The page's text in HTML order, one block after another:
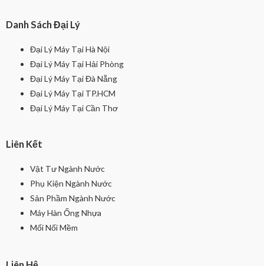
Danh Sách Đại Lý
Đại Lý Máy Tại Hà Nội
Đại Lý Máy Tại Hải Phòng
Đại Lý Máy Tại Đà Nẵng
Đại Lý Máy Tại TP.HCM
Đại Lý Máy Tại Cần Thơ
Liên Kết
Vật Tư Ngành Nước
Phụ Kiện Ngành Nước
Sản Phầm Ngành Nước
Máy Hàn Ống Nhựa
Mối Nối Mềm